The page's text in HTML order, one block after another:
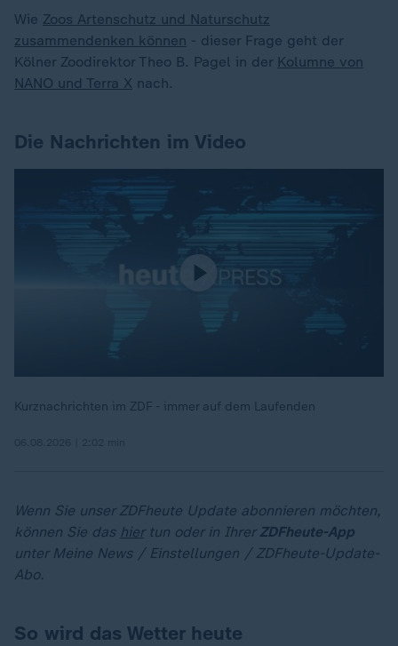
Wie Zoos Artenschutz und Naturschutz
zusammendenken können - dieser Frage geht der
Kölner Zoodirektor Theo B. Pagel in der Kolumne von
NANO und Terra X nach.
Die Nachrichten im Video
Kurznachrichten im ZDF - immer auf dem Laufenden
Wenn Sie unser ZDFheute Update abonnieren möchten,
können Sie das hiertun oder in Ihrer ZDFheute-App
unter Meine News / Einstellungen / ZDFheute-Update-
Abo.
So wird das Wetter heute